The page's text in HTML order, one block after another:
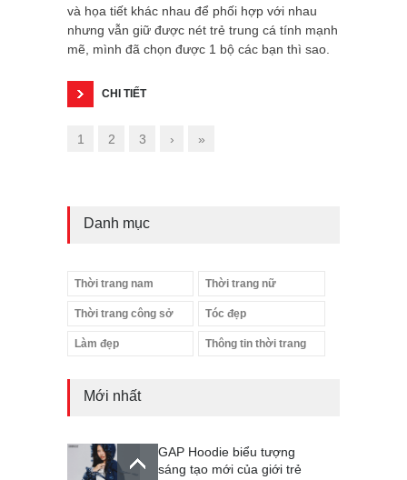
và họa tiết khác nhau để phối hợp với nhau
nhưng vẫn giữ được nét trẻ trung cá tính mạnh
mẽ, mình đã chọn được 1 bộ các bạn thì sao.
CHI TIẾT
1 2 3 › »
Danh mục
Thời trang nam Thời trang nữ
Thời trang công sở Tóc đẹp
Làm đẹp Thông tin thời trang
Mới nhất
GAP Hoodie biểu tượng
sáng tạo mới của giới trẻ